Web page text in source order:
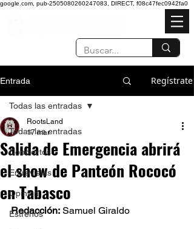
google.com, pub-2505080260247083, DIRECT, f08c47fec0942fa0
Entrada Regístrate
Todas las entradas
Conciertos
Entrevistas
Opinión
Estrenos
Todas las entradas
Salida de Emergencia abrirá
el show de Panteón Rococó
en Tabasco
RootsLand
17 mar
Redacción: Samuel Giraldo